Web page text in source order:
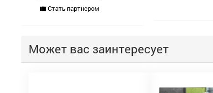
Стать партнером
Может вас заинтересует